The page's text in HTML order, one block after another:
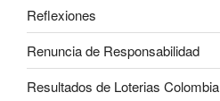
Reflexiones
Renuncia de Responsabilidad
Resultados de Loterias Colombia